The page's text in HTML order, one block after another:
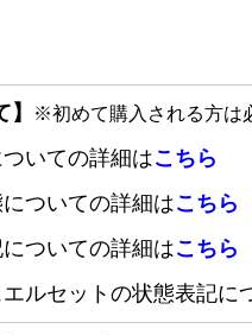
※初めて購入される方は
いての詳細はこちら
ついての詳細はこちら
ついての詳細はこちら
ルセットの状態表記に